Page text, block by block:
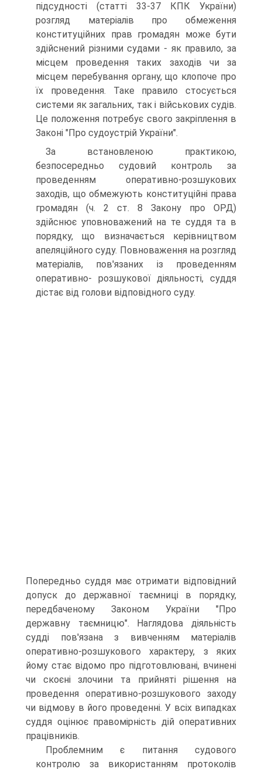
підсудності (статті 33-37 КПК України)
розгляд матеріалів про обмеження
конституційних прав громадян може бути
здійснений різними судами - як правило, за
місцем проведення таких заходів чи за
місцем перебування органу, що клопоче про
їх проведення. Таке правило стосується
системи як загальних, так і військових судів.
Це положення потребує свого закріплення в
Законі "Про судоустрій України".
За встановленою практикою,
безпосередньо судовий контроль за
проведенням оперативно-розшукових
заходів, що обмежують конституційні права
громадян (ч. 2 ст. 8 Закону про ОРД)
здійснює уповноважений на те суддя та в
порядку, що визначається керівництвом
апеляційного суду. Повноваження на розгляд
матеріалів, пов'язаних із проведенням
оперативно- розшукової діяльності, суддя
дістає від голови відповідного суду.
Попередньо суддя має отримати відповідний
допуск до державної таємниці в порядку,
передбаченому Законом України "Про
державну таємницю". Наглядова діяльність
судді пов'язана з вивченням матеріалів
оперативно-розшукового характеру, з яких
йому стає відомо про підготовлювані, вчинені
чи скоєні злочини та прийняті рішення на
проведення оперативно-розшукового заходу
чи відмову в його проведенні. У всіх випадках
суддя оцінює правомірність дій оперативних
працівників.
Проблемним є питання судового
контролю за використанням протоколів